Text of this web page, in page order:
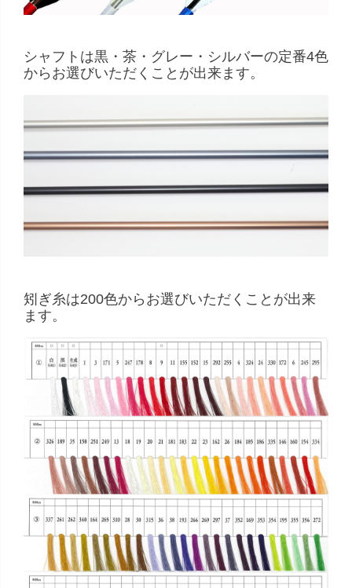
シャフトは黒・茶・グレー・シルバーの定番4色
からお選びいただくことが出来ます。
矧ぎ糸は200色からお選びいただくことが出来
ます。